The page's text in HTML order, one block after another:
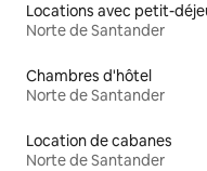
Norte de Santander
Chambres d'hôtel
Norte de Santander
Location de cabanes
Norte de Santander